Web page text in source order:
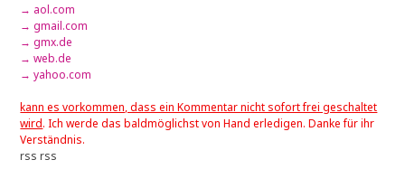
→ aol.com
→ gmail.com
→ gmx.de
→ web.de
→ yahoo.com
kann es vorkommen, dass ein Kommentar nicht sofort frei geschaltet
wird. Ich werde das baldmöglichst von Hand erledigen. Danke für ihr
Verständnis.
rss rss